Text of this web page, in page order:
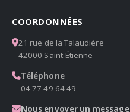
COORDONNÉES
21 rue de la Talaudière
42000 Saint-Étienne
Téléphone
04 77 49 64 49
Nous envoyer un message